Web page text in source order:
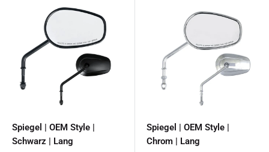
Spiegel | OEM Style |
Schwarz | Lang
Spiegel | OEM Style |
Chrom | Lang